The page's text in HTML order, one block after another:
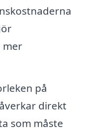
mer
på
direkt
som måste